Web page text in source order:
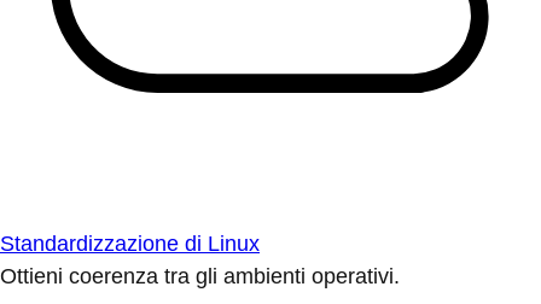
Standardizzazione di Linux
Ottieni coerenza tra gli ambienti operativi.